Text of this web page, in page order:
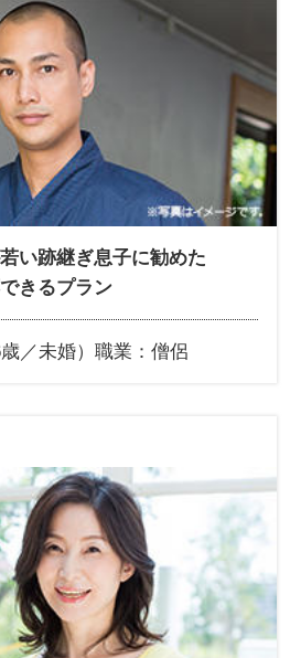
い跡継ぎ息子に勧めた
きるプラン
／未婚） 職業：僧侶